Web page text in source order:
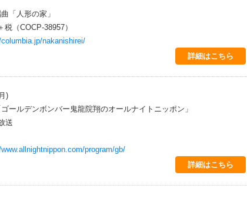
「人形の家」
（COCP-38957）
nakanishirei/
詳細はこちら
)
ールデンボンバー鬼龍院翔のオールナイトニッポン」
送
program/gb/
詳細はこちら